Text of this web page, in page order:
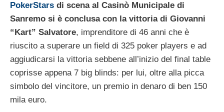
PokerStars di scena al Casinò Municipale di
Sanremo si è conclusa con la vittoria di Giovanni
“Kart” Salvatore, imprenditore di 46 anni che è
riuscito a superare un field di 325 poker players e ad
aggiudicarsi la vittoria sebbene all’inizio del final table
coprisse appena 7 big blinds: per lui, oltre alla picca
simbolo del vincitore, un premio in denaro di ben 150
mila euro.